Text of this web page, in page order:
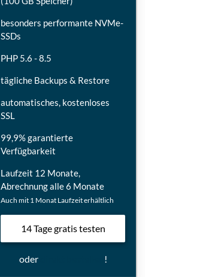
besonders performante NVMe-
SSDs
PHP 5.6 - 8.5
tägliche Backups & Restore
automatisches, kostenloses
SSL
99,9% garantierte
Verfügbarkeit
Laufzeit 12 Monate,
Abrechnung alle 6 Monate
Auch mit 1 Monat Laufzeit erhältlich
14 Tage gratis testen
oder !